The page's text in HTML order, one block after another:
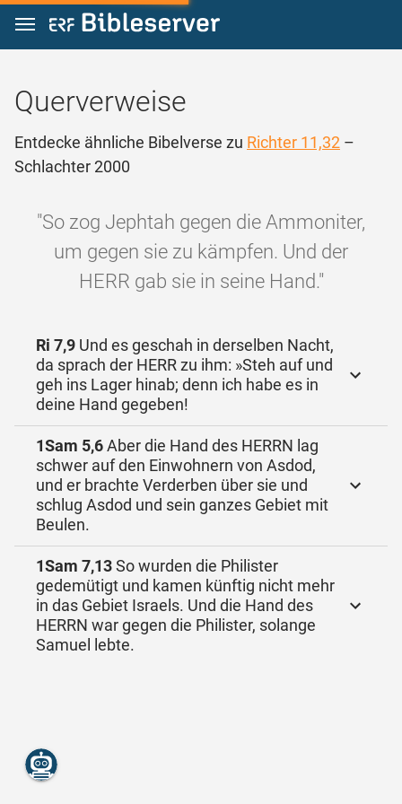
Zum Inhalt springen
Querverweise
Entdecke ähnliche Bibelverse zu Richter 11,32 –
Schlachter 2000
"So zog Jephtah gegen die Ammoniter,
um gegen sie zu kämpfen. Und der
HERR gab sie in seine Hand."
Ri 7,9 Und es geschah in derselben Nacht,
da sprach der HERR zu ihm: »Steh auf und
geh ins Lager hinab; denn ich habe es in
deine Hand gegeben!
1Sam 5,6Aber die Hand des HERRN lag
schwer auf den Einwohnern von Asdod,
und er brachte Verderben über sie und
schlug Asdod und sein ganzes Gebiet mit
Beulen.
1Sam 7,13So wurden die Philister
gedemütigt und kamen künftig nicht mehr
in das Gebiet Israels. Und die Hand des
HERRN war gegen die Philister, solange
Samuel lebte.